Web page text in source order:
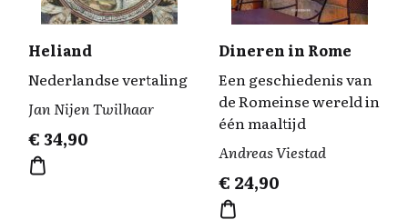
Heliand
Nederlandse vertaling
Jan Nijen Twilhaar
€34,90
Dineren in Rome
Een geschiedenis van
de Romeinse wereld in
één maaltijd
Andreas Viestad
€ 24,90